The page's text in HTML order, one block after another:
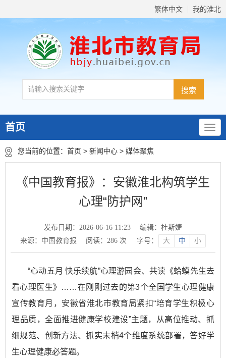
繁体中文 我的淮北
首页
您当前的位置： 首页 > 新闻中心 > 媒体聚焦
《中国教育报》：安徽淮北构筑学生
心理“防护网”
发布日期：2026-06-16 11:23
编辑：杜斯婕
来源：中国教育报
阅读： 286 次 字号： 大 中 小
“心动五月 快乐续航”心理游园会、共读《蛤蟆先生去
看心理医生》……在刚刚过去的第3个全国学生心理健康
宣传教育月，安徽省淮北市教育局紧扣“培育学生积极心
理品质，全面推进健康学校建设”主题，从高位推动、抓
细规范、创新方法、抓实末梢4个维度系统部署，答好学
生心理健康必答题。